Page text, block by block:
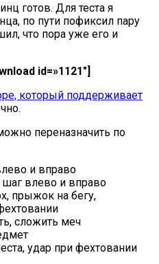
готов. Для теста я
по пути пофиксил пару
что пора уже его и
id=»1121″]
который поддерживает
переназначить по
и вправо
влево и вправо
прыжок на бегу,
сложить меч
удар при фехтовании